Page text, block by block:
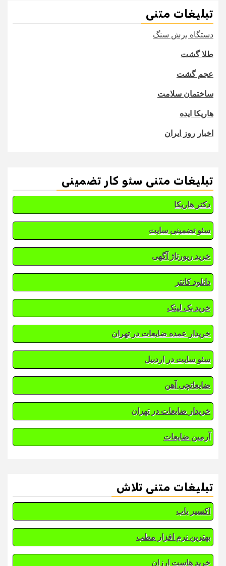
تبلیغات متنی
دستگاه برش سنگ
طلا گشت
عجم گشت
ساختمان سلامت
هاریکا ایده
اخبار روز ایران
تبلیغات متنی سئو کار تضمینی
دکتر هاریکا
سئو تضمینی سایت
خرید رپورتاژ آگهی
دانلود کانتر
خرید بک لینک
خریدار عمده ضایعات در تهران
سئو سایت در اردبیل
ضایعاتچی آهن
خریدار ضایعات در تهران
آرمین ضایعات
تبلیغات متنی تلاش
اکسیر یاب
بهترین نرم افزار مطب
خرید هاست ارزان